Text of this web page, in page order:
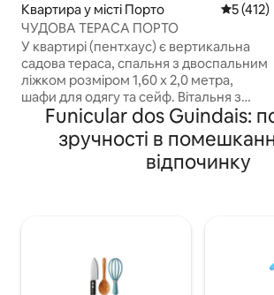
Квартира у місті Порто Середня
5 (412)
ЧУДОВА ТЕРАСА ПОРТО
У квартирі (пентхаус) є вертикальна
садова тераса, спальня з двоспальним
ліжком розміром 1,60 х 2,0 метра,
шафи для одягу та сейф. Вітальня з
диваном, 4K-телевізором, кабельними
каналами та Netflix, аудіосистемою
Rotel Bluetooth та міні-баром з
безкоштовними напоями для гостей.
зручності (гель для душу, шампунь та
крем для тіла), праска та прасувальна
Funicular dos Guindais:
зручності в
відпочинку